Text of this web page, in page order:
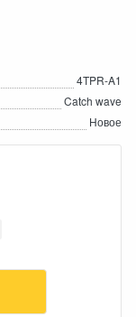
4TPR-A1
Catch wave
Новое